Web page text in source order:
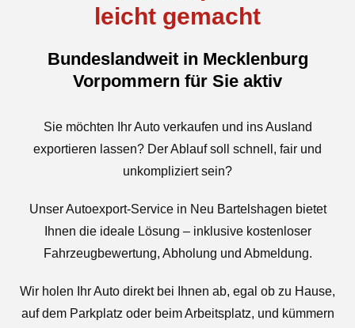
leicht gemacht
Bundeslandweit in Mecklenburg
Vorpommern für Sie aktiv
Sie möchten Ihr Auto verkaufen und ins Ausland
exportieren lassen? Der Ablauf soll schnell, fair und
unkompliziert sein?
Unser Autoexport-Service in Neu Bartelshagen bietet
Ihnen die ideale Lösung – inklusive kostenloser
Fahrzeugbewertung, Abholung und Abmeldung.
Wir holen Ihr Auto direkt bei Ihnen ab, egal ob zu Hause,
auf dem Parkplatz oder beim Arbeitsplatz, und kümmern